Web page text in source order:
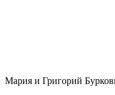
Мария и Григорий